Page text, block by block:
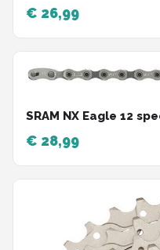
€ 26,99
SRAM NX Eagle 12
€ 28,99